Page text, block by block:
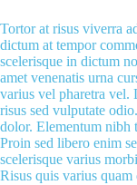
Tortor at risus viverra
dictum at tempor
scelerisque in dictum
amet venenatis urna
varius vel pharetra vel.
risus sed vulputate
dolor. Elementum nibh
Proin sed libero enim
scelerisque varius
Risus quis varius